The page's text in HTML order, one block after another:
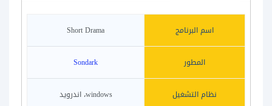
اسم البرنامج Short Drama
المطور Sondark
نظام التشغيل windows، اندرويد